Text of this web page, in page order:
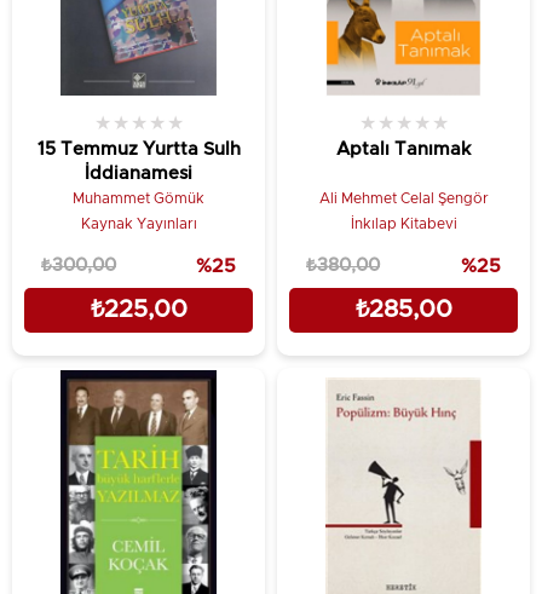
15 Temmuz Yurtta Sulh
İddianamesi
★ ★ ★ ★ ★
Muhammet Gömük
Kaynak Yayınları
₺225,00
₺300,00 %25
Aptalı Tanımak
★ ★ ★ ★ ★
Ali Mehmet Celal Şengör
İnkılap Kitabevi
₺285,00
₺380,00 %25